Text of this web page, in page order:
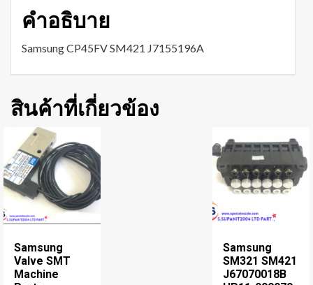
คำอธิบาย
Samsung CP45FV SM421 J7155196A
สินค้าที่เกี่ยวข้อง
Samsung
Valve SMT
Machine
Samsung
SM321 SM421
J67070018B